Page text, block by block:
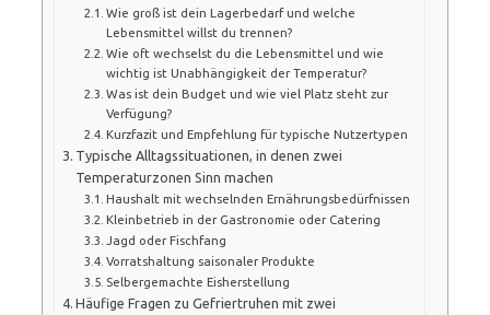
Wie groß ist dein Lagerbedarf und welche
Lebensmittel willst du trennen?
Wie oft wechselst du die Lebensmittel und wie
wichtig ist Unabhängigkeit der Temperatur?
Was ist dein Budget und wie viel Platz steht zur
Verfügung?
Kurzfazit und Empfehlung für typische Nutzertypen
Typische Alltagssituationen, in denen zwei
Temperaturzonen Sinn machen
Haushalt mit wechselnden Ernährungsbedürfnissen
Kleinbetrieb in der Gastronomie oder Catering
Jagd oder Fischfang
Vorratshaltung saisonaler Produkte
Selbergemachte Eisherstellung
Häufige Fragen zu Gefriertruhen mit zwei